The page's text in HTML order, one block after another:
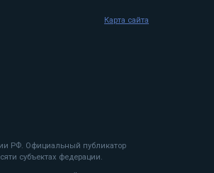
РФ. Официальный публикатор
субъектах федерации.
Карта сайта